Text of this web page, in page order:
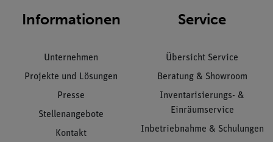
Informationen
Unternehmen
Projekte und Lösungen
Presse
Stellenangebote
Kontakt
Service
Übersicht Service
Beratung & Showroom
Inventarisierungs- &
Einräumservice
Inbetriebnahme & Schulungen